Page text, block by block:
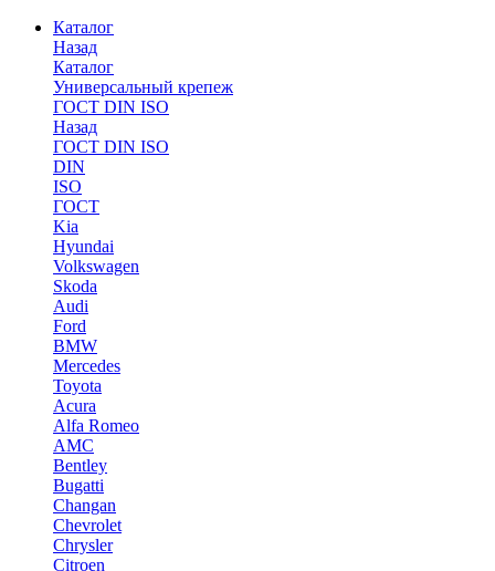
Каталог
Назад
Каталог
Универсальный крепеж
ГОСТ DIN ISO
Назад
ГОСТ DIN ISO
DIN
ISO
ГОСТ
Kia
Hyundai
Volkswagen
Skoda
Audi
Ford
BMW
Mercedes
Toyota
Acura
Alfa Romeo
AMC
Bentley
Bugatti
Changan
Chevrolet
Chrysler
Citroen